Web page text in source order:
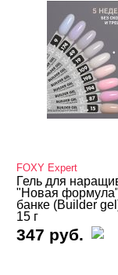
FOXY Expert
Гель для
"Новая
банке (Builder
15 г
347 руб.